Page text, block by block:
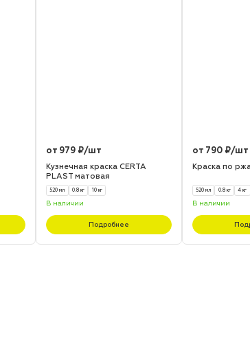
от 979 ₽/шт
Кузнечная краска CERTA
PLAST матовая
520 мл 0.8 кг 10 кг
В наличии
Подробнее
от 790 ₽/шт
Краска по
520 мл 0.8 кг 4 кг
В наличии